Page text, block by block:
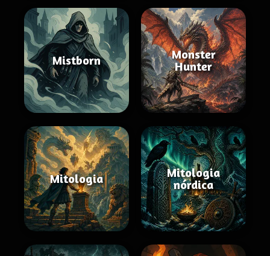
Mistborn
Monster
Hunter
Mitologia
Mitologia
nórdica